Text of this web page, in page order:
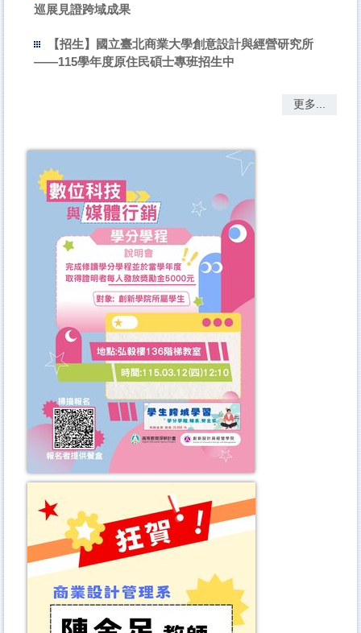
巡展見證跨域成果
【招生】國立臺北商業大學創意設計與經營研究所
——115學年度原住民碩士專班招生中
更多...